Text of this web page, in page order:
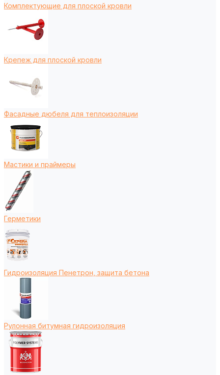
Комплектующие для плоской кровли
Крепеж для плоской кровли
Фасадные дюбеля для теплоизоляции
Мастики и праймеры
Герметики
Гидроизоляция Пенетрон, защита бетона
Рулонная битумная гидроизоляция